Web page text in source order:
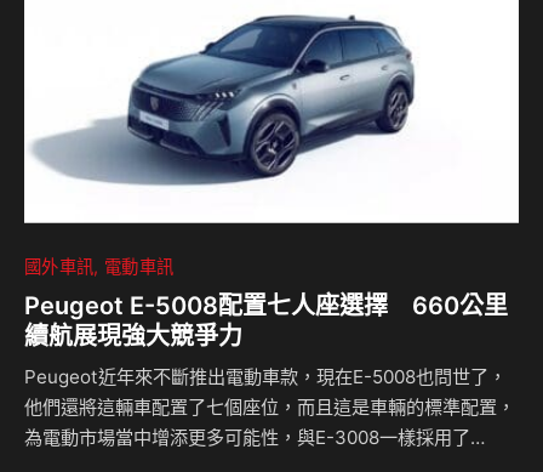
之間的互動，如同沉浸在一場精緻生活的藝術饗宴。在這裡，
消費者不僅能近距離欣賞BMW車型悉心雕琢的外觀設計，領
略高質感座艙的…
國外車訊 電動車訊
Peugeot E-5008配置七人座選擇 660公里
續航展現強大競爭力
Peugeot近年來不斷推出電動車款，現在E-5008也問世了，
他們還將這輛車配置了七個座位，而且這是車輛的標準配置，
為電動市場當中增添更多可能性，與E-3008一樣採用了